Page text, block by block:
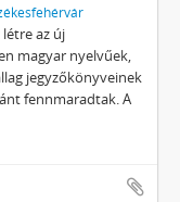
az új
magyar nyelvűek,
jegyzőkönyveinek
fennmaradtak. A